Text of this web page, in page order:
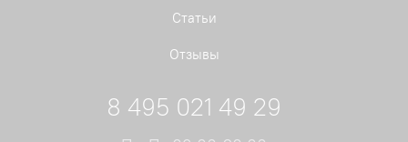
Статьи
Отзывы
8 495 021 49 29